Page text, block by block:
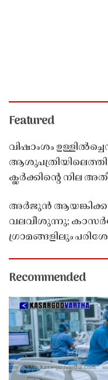
Featured
വിഷാംശം
ആശുപത്രിയിലെത്തി;
ക്ലർക്കിൻ്റെ നില
അർജുൻ
വലവീശുന്നു;
ഗ്രാമങ്ങളിലും
Recommended